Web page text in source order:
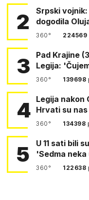
2
Srpski vojnik:
dogodila
360° 224569
3
Pad Krajine
Legija:
360° 139698
4 Legija nakon
Hrvati su
360° 134398
5
U 11 sati bili su pred Kninom. Gotovina:
'Sedma
360° 122638